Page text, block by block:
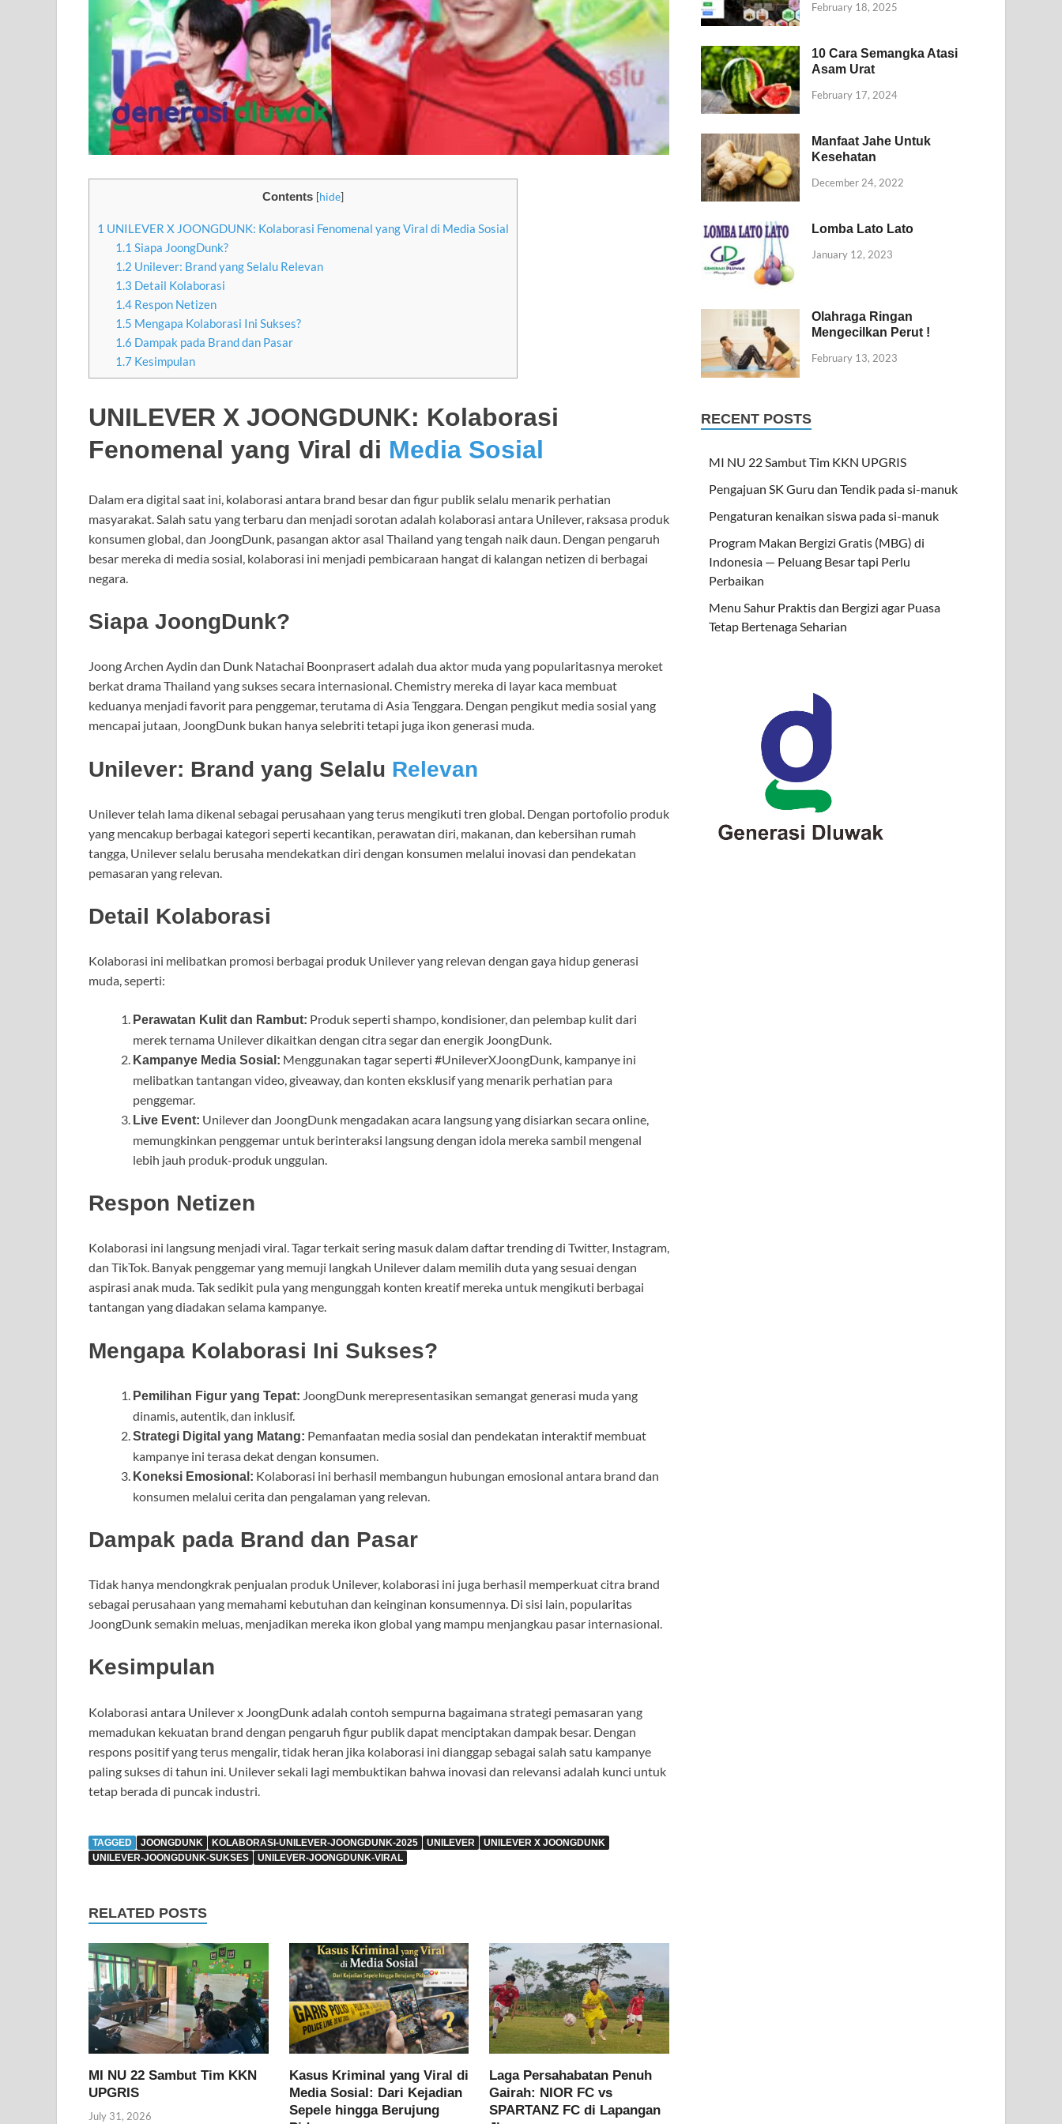
Contents [hide]
1 UNILEVER X JOONGDUNK: Kolaborasi Fenomenal yang Viral di Media Sosial
1.1 Siapa JoongDunk?
1.2 Unilever: Brand yang Selalu Relevan
1.3 Detail Kolaborasi
1.4Respon Netizen
1.5 Mengapa Kolaborasi Ini Sukses?
1.6 Dampak pada Brand dan Pasar
1.7 Kesimpulan
UNILEVER X JOONGDUNK: Kolaborasi
Fenomenal yang Viral di Media Sosial
Dalam era digital saat ini, kolaborasi antara brand besar dan figur publik selalu menarik perhatian
masyarakat. Salah satu yang terbaru dan menjadi sorotan adalah kolaborasi antara Unilever, raksasa produk
konsumen global, dan JoongDunk, pasangan aktor asal Thailand yang tengah naik daun. Dengan pengaruh
besar mereka di media sosial, kolaborasi ini menjadi pembicaraan hangat di kalangan netizen di berbagai
negara.
Siapa JoongDunk?
Joong Archen Aydin dan Dunk Natachai Boonprasert adalah dua aktor muda yang popularitasnya meroket
berkat drama Thailand yang sukses secara internasional. Chemistry mereka di layar kaca membuat
keduanya menjadi favorit para penggemar, terutama di Asia Tenggara. Dengan pengikut media sosial yang
mencapai jutaan, JoongDunk bukan hanya selebriti tetapi juga ikon generasi muda.
Unilever: Brand yang Selalu Relevan
Unilever telah lama dikenal sebagai perusahaan yang terus mengikuti tren global. Dengan portofolio produk
yang mencakup berbagai kategori seperti kecantikan, perawatan diri, makanan, dan kebersihan rumah
tangga, Unilever selalu berusaha mendekatkan diri dengan konsumen melalui inovasi dan pendekatan
pemasaran yang relevan.
Detail Kolaborasi
Kolaborasi ini melibatkan promosi berbagai produk Unilever yang relevan dengan gaya hidup generasi
muda, seperti:
Perawatan Kulit dan Rambut: Produk seperti shampo, kondisioner, dan pelembap kulit dari
merek ternama Unilever dikaitkan dengan citra segar dan energik JoongDunk.
Kampanye Media Sosial: Menggunakan tagar seperti #UnileverXJoongDunk, kampanye ini
melibatkan tantangan video, giveaway, dan konten eksklusif yang menarik perhatian para
penggemar.
Live Event: Unilever dan JoongDunk mengadakan acara langsung yang disiarkan secara online,
memungkinkan penggemar untuk berinteraksi langsung dengan idola mereka sambil mengenal
lebih jauh produk-produk unggulan.
Respon Netizen
Kolaborasi ini langsung menjadi viral. Tagar terkait sering masuk dalam daftar trending di Twitter, Instagram,
dan TikTok. Banyak penggemar yang memuji langkah Unilever dalam memilih duta yang sesuai dengan
aspirasi anak muda. Tak sedikit pula yang mengunggah konten kreatif mereka untuk mengikuti berbagai
tantangan yang diadakan selama kampanye.
Mengapa Kolaborasi Ini Sukses?
Pemilihan Figur yang Tepat: JoongDunk merepresentasikan semangat generasi muda yang
dinamis, autentik, dan inklusif.
Strategi Digital yang Matang: Pemanfaatan media sosial dan pendekatan interaktif membuat
kampanye ini terasa dekat dengan konsumen.
Koneksi Emosional: Kolaborasi ini berhasil membangun hubungan emosional antara brand dan
konsumen melalui cerita dan pengalaman yang relevan.
Dampak pada Brand dan Pasar
Tidak hanya mendongkrak penjualan produk Unilever, kolaborasi ini juga berhasil memperkuat citra brand
sebagai perusahaan yang memahami kebutuhan dan keinginan konsumennya. Di sisi lain, popularitas
JoongDunk semakin meluas, menjadikan mereka ikon global yang mampu menjangkau pasar internasional.
Kesimpulan
Kolaborasi antara Unilever x JoongDunk adalah contoh sempurna bagaimana strategi pemasaran yang
memadukan kekuatan brand dengan pengaruh figur publik dapat menciptakan dampak besar. Dengan
respons positif yang terus mengalir, tidak heran jika kolaborasi ini dianggap sebagai salah satu kampanye
paling sukses di tahun ini. Unilever sekali lagi membuktikan bahwa inovasi dan relevansi adalah kunci untuk
tetap berada di puncak industri.
TAGGED JOONGDUNK KOLABORASI-UNILEVER-JOONGDUNK-2025 UNILEVER
UNILEVER X JOONGDUNK
UNILEVER-JOONGDUNK-SUKSES
UNILEVER-JOONGDUNK-VIRAL
RELATED POSTS
MI NU 22 Sambut Tim KKN
UPGRIS
July 31, 2026
Kasus Kriminal yang Viral di
Media Sosial: Dari Kejadian
Sepele hingga Berujung
Laga Persahabatan Penuh
Gairah: NIOR FC vs
SPARTANZ FC di Lapangan
February 18, 2025
10 Cara Semangka Atasi
Asam Urat
February 17, 2024
Manfaat Jahe Untuk
Kesehatan
December 24, 2022
Lomba Lato Lato
January 12, 2023
Olahraga Ringan
Mengecilkan Perut !
February 13, 2023
RECENT POSTS
MI NU 22 Sambut Tim KKN UPGRIS
Pengajuan SK Guru dan Tendik pada si-manuk
Pengaturan kenaikan siswa pada si-manuk
Program Makan Bergizi Gratis (MBG) di
Indonesia — Peluang Besar tapi Perlu
Perbaikan
Menu Sahur Praktis dan Bergizi agar Puasa
Tetap Bertenaga Seharian